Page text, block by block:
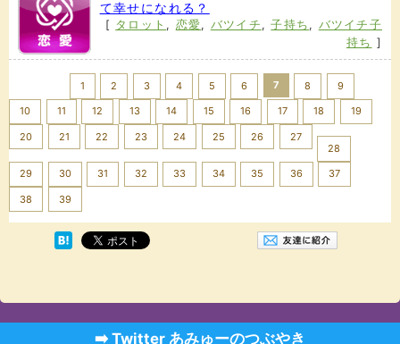
て幸せになれる？
[ タロット , 恋愛, バツイチ ,子持ち , バツイチ子
持ち ]
1 2 3 4 5 6 7 8 9
10 11 12 13 14 15 16 17 18 19
20 21 22 23 24 25 26
27
28
29 30 31 32 33 34 35 36 37
38 39
➡️ Twitter あみゅーのつぶやき